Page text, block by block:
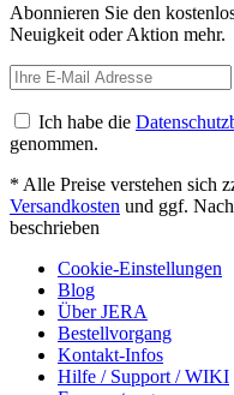
Abonnieren Sie den
Neuigkeit oder Aktion mehr.
Ich habe die
genommen.
* Alle Preise verstehen sich
Versandkosten und ggf.
beschrieben
Cookie-Einstellungen
Blog
Über JERA
Bestellvorgang
Kontakt-Infos
Hilfe / Support / WIKI